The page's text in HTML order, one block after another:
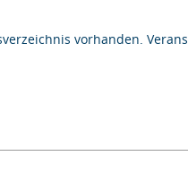
vorhanden.